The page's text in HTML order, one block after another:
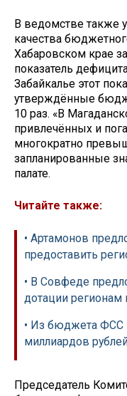
В ведомстве также
качества
Хабаровском крае
показатель
Забайкалье этот
утверждённые
10 раз. «В
привлечённых и
многократно
запланированные
палате.
Читайте также:
• Артамонов
предоставить
• В Совфеде
дотации
• Из бюджета ФСС
миллиардов
Председатель